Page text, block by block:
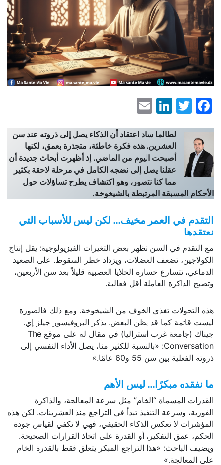
Facebook
Twitter
LinkedIn
لطالما ساد اعتقاد أن الذكاء يصل إلى ذروته عند سن
العشرين. هذه فكرة خاطئة، متجذرة بعمق، لكنها
أصبحت اليوم من الماضي. إذ أظهرت أبحاث جديدة أن
عقلنا يصل إلى نضجه الكامل في مرحلة لاحقة بكثير
مما كنا نتصور، وهو اكتشاف يطرح تساؤلات حول
الأحكام المسبقة المرتبطة بالشيخوخة.
التقدم في العمر مخيف… لكن ليس للأسباب التي
نعتقدها
مع التقدم في السن تظهر بعض التغيرات الفيزيولوجية: يقل إنتاج
الكولاجين، تضعف العضلات، ويزداد خطر السقوط. على الصعيد
الدماغي، تتسارع خسارة الخلايا العصبية قليلاً بعد سن الأربعين،
وتصبح الذاكرة العاملة أقل فعالية.
هذه التحولات تغذي الخوف من الشيخوخة. ومع ذلك فالصورة
ليست قاتمة كما قد يظن البعض. يذكر البروفيسور جيلز إي.
جيناك (جامعة غرب أستراليا) في مقال له على موقع The
Conversation: «بالنسبة للكثير منا، يصل الأداء النفسي إلى
ذروته الفعلية بين سن 55 و60 عامًا.»
ما نفقده مبكرًا… ليس الأهم
القدرات المسماة “الخام” مثل سرعة المعالجة، والذاكرة
الفورية، وسرعة التنفيذ تبدأ في التراجع منذ العشرينات. لكن هذه
المؤشرات لا تعكس الذكاء الحقيقي، فهي لا تكفي لقياس جودة
الحكم، عمق التفكير، أو القدرة على اتخاذ القرارات الصحيحة.
ويضيف الباحث: «هذا التراجع المبكر يتعلق فقط بالقدرة الخام
على المعالجة.»